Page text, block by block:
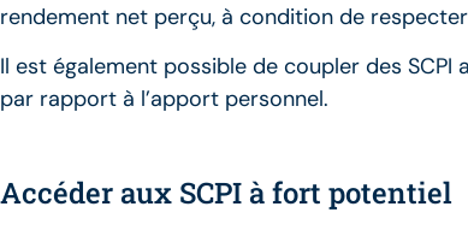
rendement net perçu, à condition de
Il est également possible de coupler des
par rapport à l’apport personnel.
Accéder aux SCPI à fort potentiel